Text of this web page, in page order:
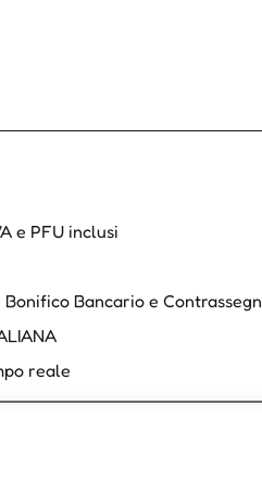
e PFU inclusi
Bancario e
reale